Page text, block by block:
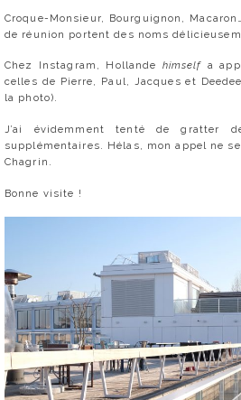
Croque-Monsieur, Bourguignon,
de réunion portent des noms
Chez Instagram, Hollande himself a
celles de Pierre, Paul, Jacques et
la photo).
J’ai évidemment tenté de gratter
supplémentaires. Hélas, mon appel ne
Chagrin.
Bonne visite !